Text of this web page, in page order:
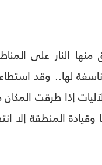
النار على
لها.. وقد
إذا طرقت
المنطقة إلا